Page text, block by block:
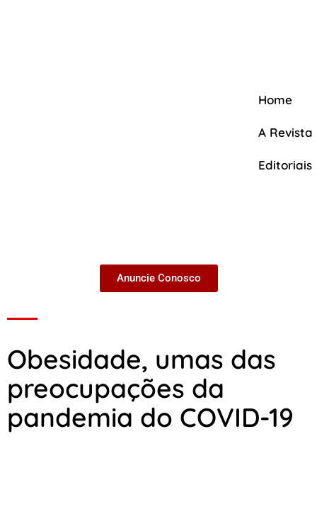
Home
A Revista
Editoriais
Anuncie Conosco
Obesidade, umas das
preocupações da
pandemia do COVID-19